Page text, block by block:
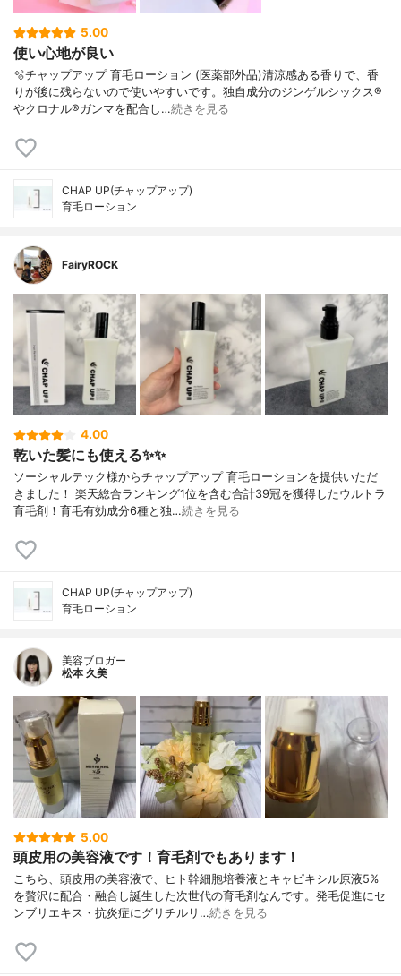
5.00
使い心地が良い
🫧チャップアップ 育毛ローション (医薬部外品)清涼感ある香りで、香
りが後に残らないので使いやすいです。独自成分のジンゲルシックス®
やクロナル®ガンマを配合し…続きを見る
CHAP UP(チャップアップ)
育毛ローション
FairyROCK
4.00
乾いた髪にも使える✨✨
ソーシャルテック様からチャップアップ 育毛ローションを提供いただ
きました！ 楽天総合ランキング1位を含む合計39冠を獲得したウルトラ
育毛剤！育毛有効成分6種と独…続きを見る
CHAP UP(チャップアップ)
育毛ローション
美容ブロガー
松本 久美
5.00
頭皮用の美容液です！育毛剤でもあります！
こちら、頭皮用の美容液で、ヒト幹細胞培養液とキャピキシル原液5%
を贅沢に配合・融合し誕生した次世代の育毛剤なんです。発毛促進にセ
ンブリエキス・抗炎症にグリチルリ…続きを見る